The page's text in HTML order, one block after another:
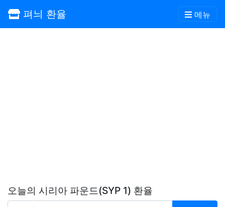
펴늬 환율 메뉴
오늘의 시리아 파운드(SYP 1) 환율